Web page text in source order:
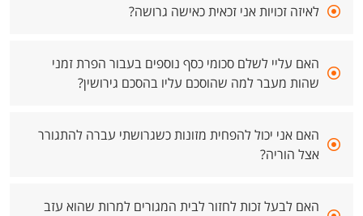
לאיזה זכויות אני זכאית כאישה גרושה?
האם עליי לשלם סכומי כסף נוספים בעבור הפרת זמני
שהות מעבר למה שהוסכם עליו בהסכם גירושין?
האם אני יכול להפחית מזונות כשגרושתי עברה להתגורר
אצל הוריה?
האם לבעל זכות לחזור לבית המגורים למרות שהוא עזב